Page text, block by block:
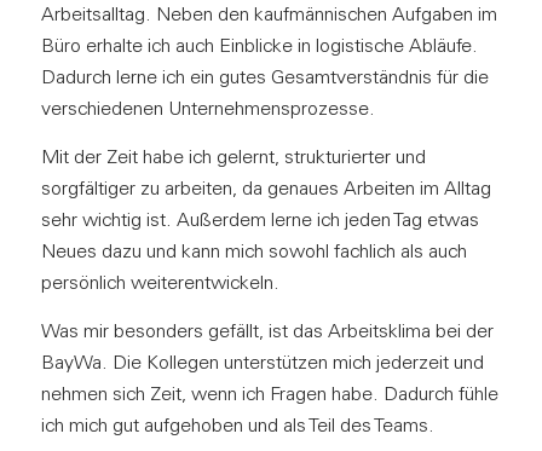
Arbeitsalltag. Neben den kaufmännischen Aufgaben im
Büro erhalte ich auch Einblicke in logistische Abläufe.
Dadurch lerne ich ein gutes Gesamtverständnis für die
verschiedenen Unternehmensprozesse.
Mit der Zeit habe ich gelernt, strukturierter und
sorgfältiger zu arbeiten, da genaues Arbeiten im Alltag
sehr wichtig ist. Außerdem lerne ich jeden Tag etwas
Neues dazu und kann mich sowohl fachlich als auch
persönlich weiterentwickeln.
Was mir besonders gefällt, ist das Arbeitsklima bei der
BayWa. Die Kollegen unterstützen mich jederzeit und
nehmen sich Zeit, wenn ich Fragen habe. Dadurch fühle
ich mich gut aufgehoben und als Teil des Teams.